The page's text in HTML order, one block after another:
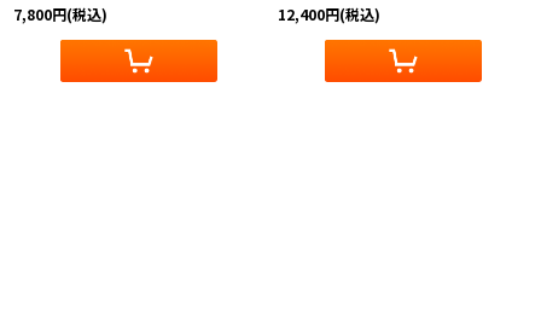
7,800円(税込)
12,400円(税込)